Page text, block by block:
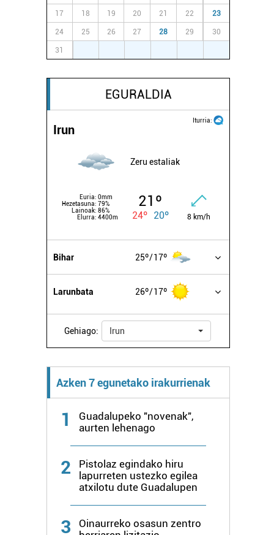
17 18 19 20 21 22 23
24 25 26 27 28 29 30
31
EGURALDIA
Iturria:
Irun
Zeru estaliak
Euria: 0mm
Hezetasuna: 79%
Lainoak: 86%
Elurra: 4400m
21º
24º 20º 8 km/h
Bihar 25º 17º
Larunbata 26º 17º
Gehiago: Irun
Azken 7 egunetako irakurrienak
1
Guadalupeko "novenak",
aurten lehenago
2
Pistolaz egindako hiru
lapurreten ustezko egilea
atxilotu dute Guadalupen
3
Oinaurreko osasun zentro